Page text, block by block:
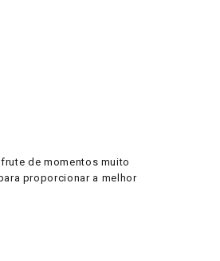
de momentos muito
proporcionar a melhor